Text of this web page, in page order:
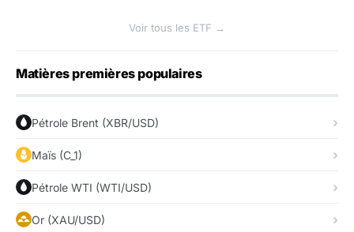
Voir tous les ETF →
Matières premières populaires
Pétrole Brent (XBR/USD)
Maïs (C_1)
Pétrole WTI (WTI/USD)
Or (XAU/USD)